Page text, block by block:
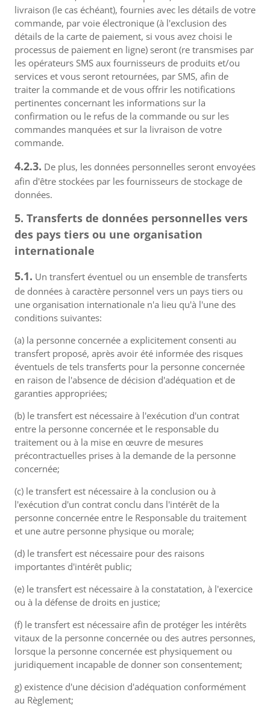
livraison (le cas échéant), fournies avec les détails de votre
commande, par voie électronique (à l'exclusion des
détails de la carte de paiement, si vous avez choisi le
processus de paiement en ligne) seront (re transmises par
les opérateurs SMS aux fournisseurs de produits et/ou
services et vous seront retournées, par SMS, afin de
traiter la commande et de vous offrir les notifications
pertinentes concernant les informations sur la
confirmation ou le refus de la commande ou sur les
commandes manquées et sur la livraison de votre
commande.
4.2.3. De plus, les données personnelles seront envoyées
afin d'être stockées par les fournisseurs de stockage de
données.
5. Transferts de données personnelles vers
des pays tiers ou une organisation
internationale
5.1. Un transfert éventuel ou un ensemble de transferts
de données à caractère personnel vers un pays tiers ou
une organisation internationale n'a lieu qu'à l'une des
conditions suivantes:
(a) la personne concernée a explicitement consenti au
transfert proposé, après avoir été informée des risques
éventuels de tels transferts pour la personne concernée
en raison de l'absence de décision d'adéquation et de
garanties appropriées;
(b) le transfert est nécessaire à l'exécution d'un contrat
entre la personne concernée et le responsable du
traitement ou à la mise en œuvre de mesures
précontractuelles prises à la demande de la personne
concernée;
(c) le transfert est nécessaire à la conclusion ou à
l'exécution d'un contrat conclu dans l'intérêt de la
personne concernée entre le Responsable du traitement
et une autre personne physique ou morale;
(d) le transfert est nécessaire pour des raisons
importantes d'intérêt public;
(e) le transfert est nécessaire à la constatation, à l'exercice
ou à la défense de droits en justice;
(f) le transfert est nécessaire afin de protéger les intérêts
vitaux de la personne concernée ou des autres personnes,
lorsque la personne concernée est physiquement ou
juridiquement incapable de donner son consentement;
g) existence d'une décision d'adéquation conformément
au Règlement;